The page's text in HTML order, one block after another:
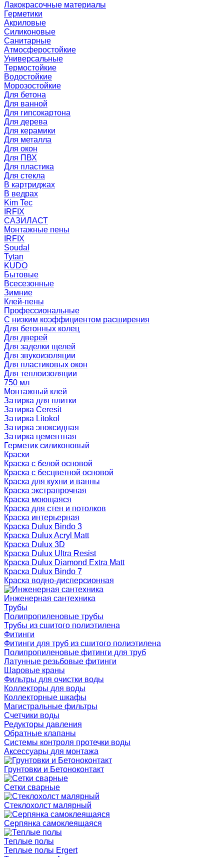
Лакокрасочные материалы
Герметики
Акриловые
Силиконовые
Санитарные
Атмосферостойкие
Универсальные
Термостойкие
Водостойкие
Морозостойкие
Для бетона
Для ванной
Для гипсокартона
Для дерева
Для керамики
Для металла
Для окон
Для ПВХ
Для пластика
Для стекла
В картриджах
В ведрах
Kim Tec
IRFIX
САЗИЛАСТ
Монтажные пены
IRFIX
Soudal
Tytan
KUDO
Бытовые
Всесезонные
Зимние
Клей-пены
Профессиональные
С низким коэффициентом расширения
Для бетонных колец
Для дверей
Для заделки щелей
Для звукоизоляции
Для пластиковых окон
Для теплоизоляции
750 мл
Монтажный клей
Затирка для плитки
Затирка Ceresit
Затирка Litokol
Затирка эпоксидная
Затирка цементная
Герметик силиконовый
Краски
Краска с белой основой
Краска с бесцветной основой
Краска для кухни и ванны
Краска экстрапрочная
Краска моющаяся
Краска для стен и потолков
Краска интерьерная
Краска Dulux Bindo 3
Краска Dulux Acryl Matt
Краска Dulux 3D
Краска Dulux Ultra Resist
Краска Dulux Diamond Extra Matt
Краска Dulux Bindo 7
Краска водно-дисперсионная
Инженерная сантехника
Трубы
Полипропиленовые трубы
Трубы из сшитого полиэтилена
Фитинги
Фитинги для труб из сшитого полиэтилена
Полипропиленовые фитинги для труб
Латунные резьбовые фитинги
Шаровые краны
Фильтры для очистки воды
Коллекторы для воды
Коллекторные шкафы
Магистральные фильтры
Счетчики воды
Редукторы давления
Обратные клапаны
Системы контроля протечки воды
Аксессуары для монтажа
Грунтовки и Бетоноконтакт
Сетки сварные
Cтеклохолст малярный
Серпянка самоклеящаяся
Теплые полы
Теплые полы Ergert